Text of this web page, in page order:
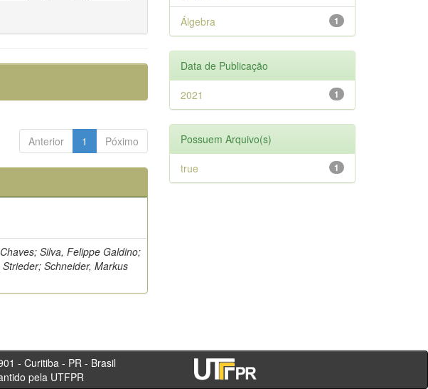
Anterior 1 Póximo
Silva, Felippe Galdino;
Schneider, Markus
1
Álgebra
Data de Publicação
1
2021
Possuem Arquivo(s)
1
true
901 - Curitiba - PR - Brasil
pela UTFPR